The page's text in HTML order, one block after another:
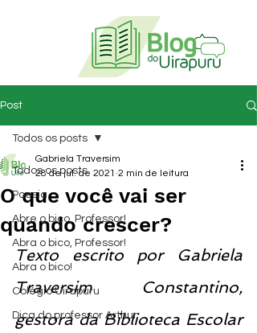
Post
Todos os posts
Poesia
Abre o bico, Professor!
Abra o bico, Professor!
Abra o bico!
Colégio Uirapuru
Dica do professor Arthur
Todos os posts
O que você vai ser
quando crescer?
Gabriela Traversim
28 de jul. de 2021 2 min de leitura
Texto escrito por Gabriela
Traversim Constantino,
gestora da Biblioteca Escolar